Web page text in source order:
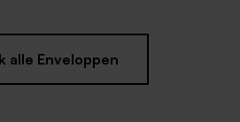
alle Enveloppen